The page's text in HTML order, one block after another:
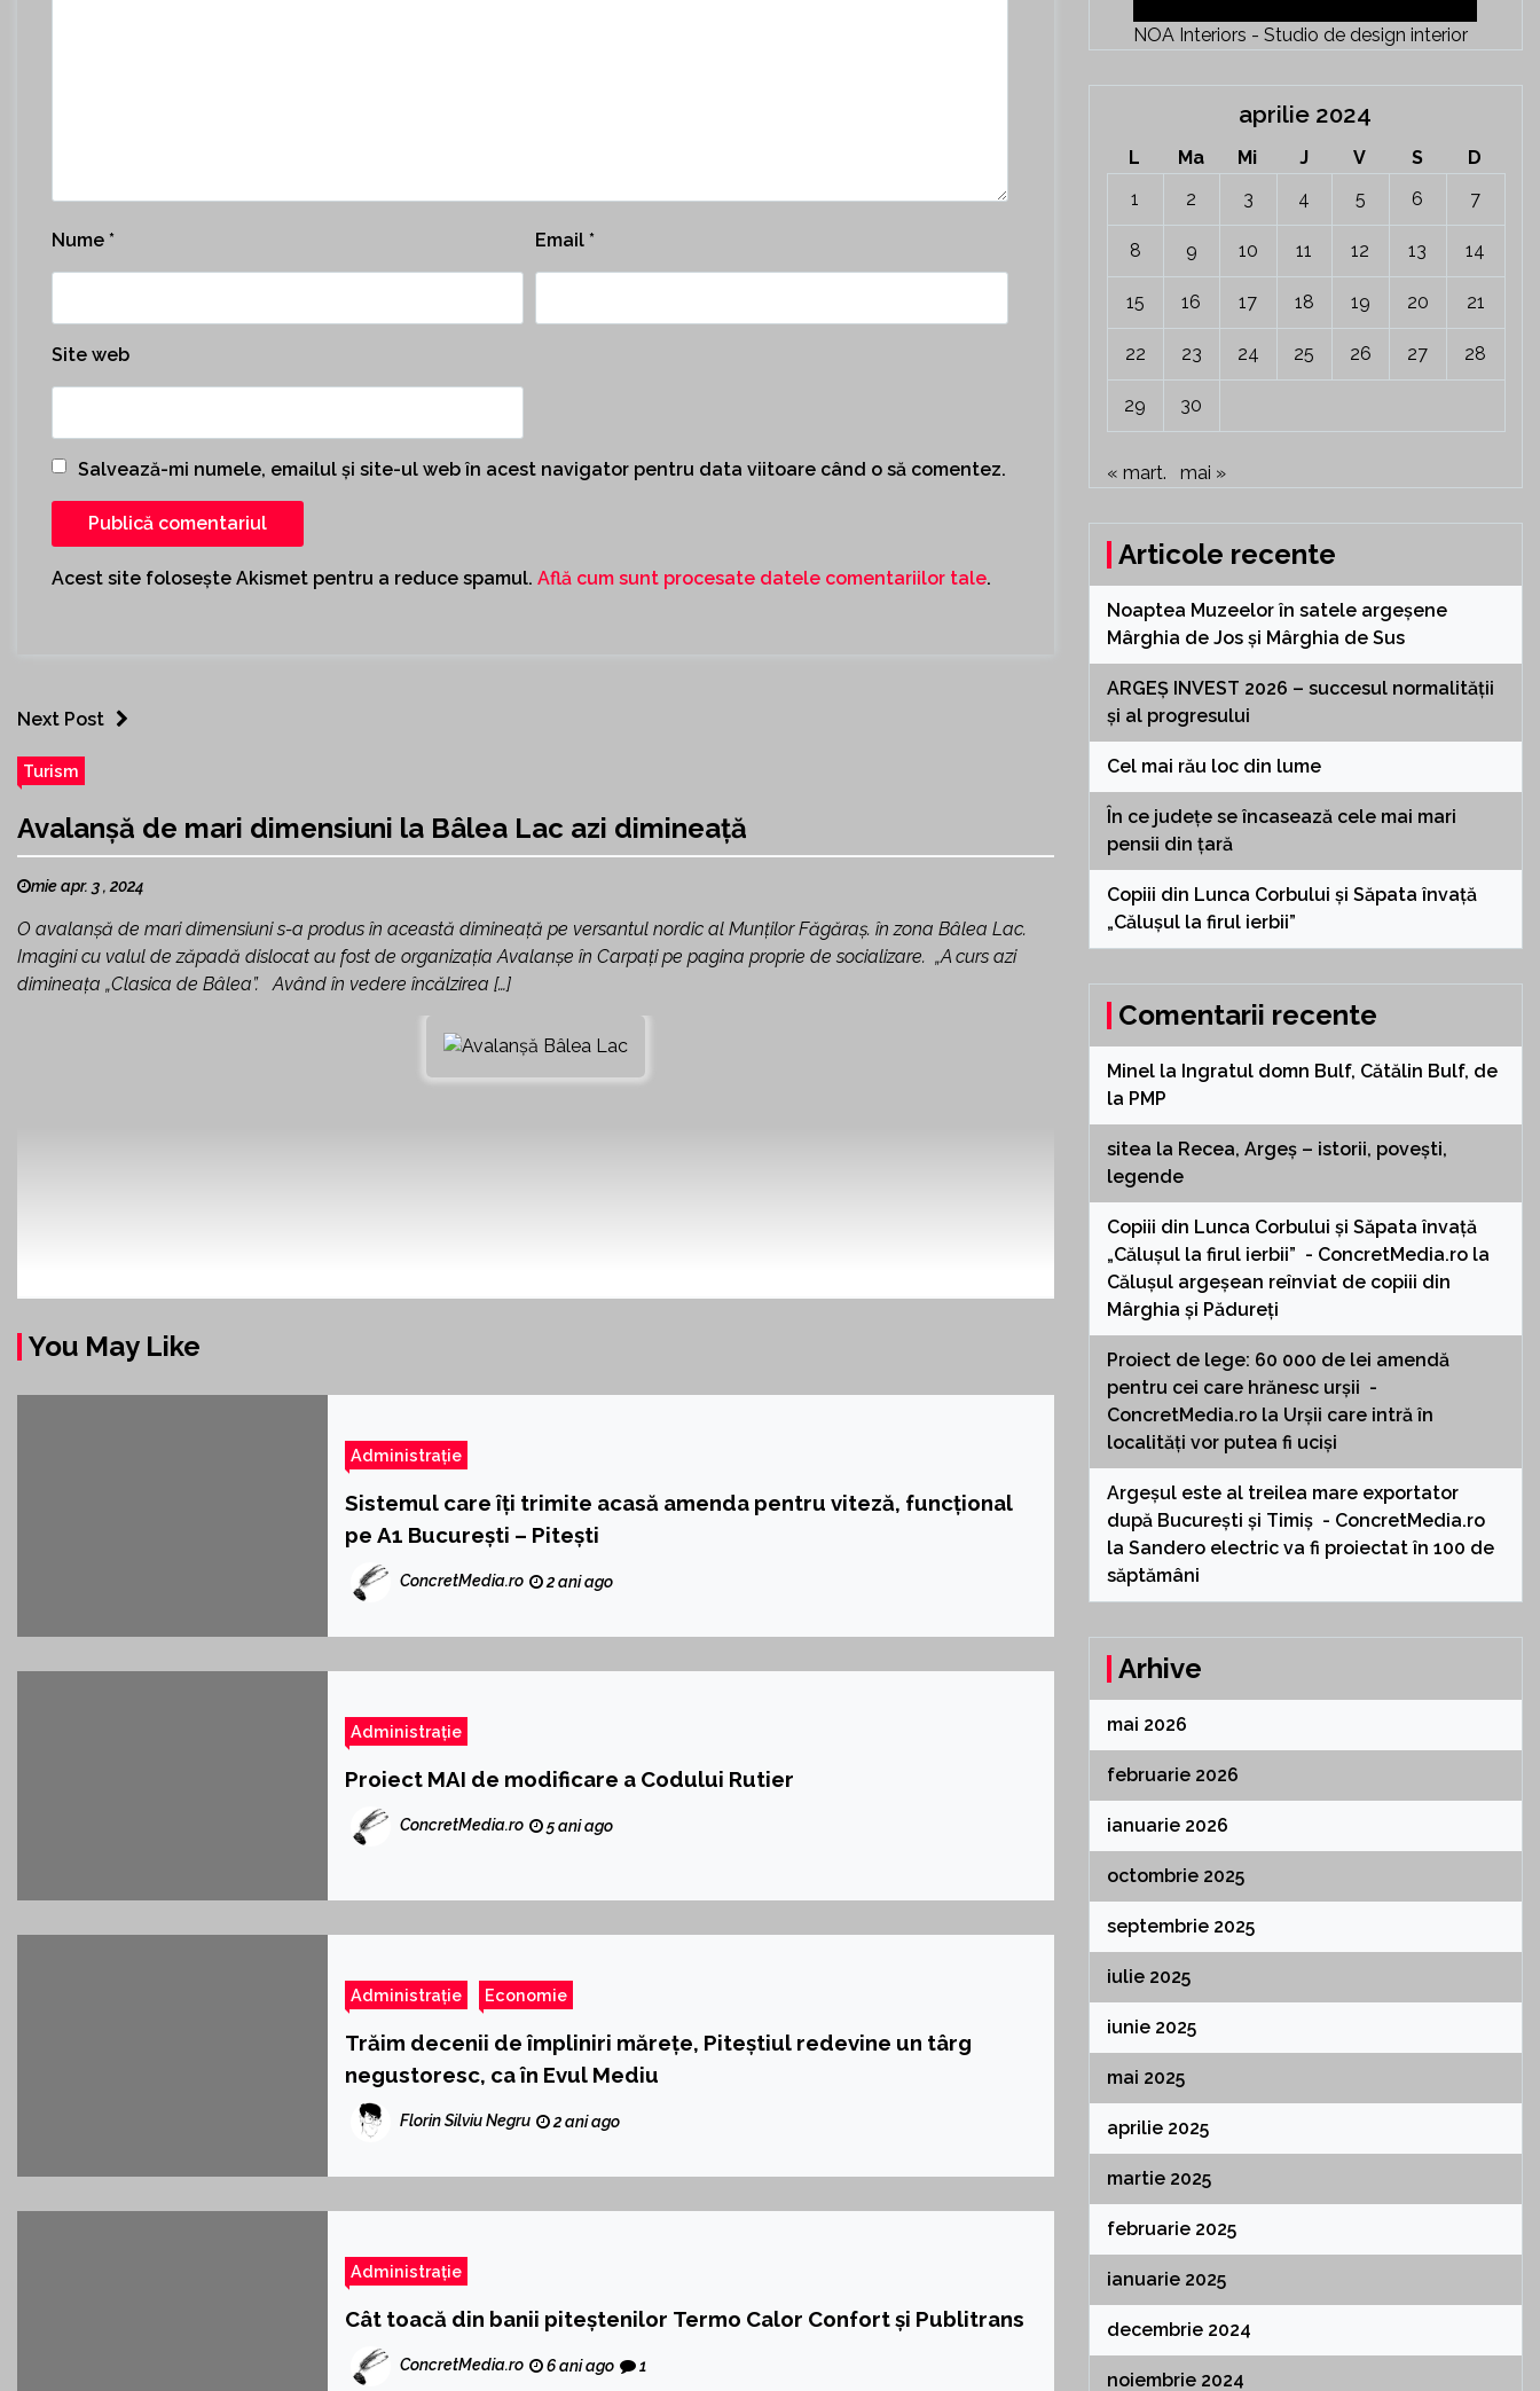
Nume * Email*
Site web
Salvează-mi numele, emailul și site-ul web în acest navigator pentru data viitoare când o să comentez.
Acest site folosește Akismet pentru a reduce spamul. Află cum sunt procesate datele comentariilor tale.
Next Post
Turism
Avalanșă de mari dimensiuni la Bâlea Lac azi dimineață
mie apr. 3 , 2024
O avalanşă de mari dimensiuni s-a produs în această dimineață pe versantul nordic al Munţilor Făgăraş. în zona Bâlea Lac.
Imagini cu valul de zăpadă dislocat au fost de organizaţia Avalanşe în Carpaţi pe pagina proprie de socializare. „A curs azi
dimineața „Clasica de Bâlea”. Având în vedere încălzirea […]
You May Like
Administrație
Sistemul care îți trimite acasă amenda pentru viteză, funcțional
pe A1 București – Pitești
ConcretMedia.ro 2 ani ago
Administrație
Proiect MAI de modificare a Codului Rutier
ConcretMedia.ro 5 ani ago
Administrație Economie
Trăim decenii de împliniri mărețe, Piteștiul redevine un târg
negustoresc, ca în Evul Mediu
Florin Silviu Negru 2 ani ago
Administrație
Cât toacă din banii piteștenilor Termo Calor Confort şi Publitrans
ConcretMedia.ro 6 ani ago 1
NOA Interiors - Studio de design interior
aprilie 2024
L Ma Mi J V S
D
1
2 3 4 5 6 7
8 9 10 11 12 13 14
15 16 17 18 19 20 21
22 23 24 25 26 27 28
29 30
« mart. mai »
Articole recente
Noaptea Muzeelor în satele argeșene
Mârghia de Jos și Mârghia de Sus
ARGEȘ INVEST 2026 – succesul normalității
și al progresului
Cel mai rău loc din lume
În ce județe se încasează cele mai mari
pensii din țară
Copiii din Lunca Corbului și Săpata învață
„Călușul la firul ierbii”
Comentarii recente
Minella Ingratul domn Bulf, Cătălin Bulf, de
la PMP
sitea la Recea, Argeș – istorii, povești,
legende
Copiii din Lunca Corbului și Săpata învață
„Călușul la firul ierbii” - ConcretMedia.rola
Călușul argeșean reînviat de copiii din
Mârghia și Pădureți
Proiect de lege: 60 000 de lei amendă
pentru cei care hrănesc urșii -
ConcretMedia.rola Urșii care intră în
localități vor putea fi uciși
Argeșul este al treilea mare exportator
după București și Timiș - ConcretMedia.ro
la Sandero electric va fi proiectat în 100 de
săptămâni
Arhive
mai 2026
februarie 2026
ianuarie 2026
octombrie 2025
septembrie 2025
iulie 2025
iunie 2025
mai 2025
aprilie 2025
martie 2025
februarie 2025
ianuarie 2025
decembrie 2024
noiembrie 2024